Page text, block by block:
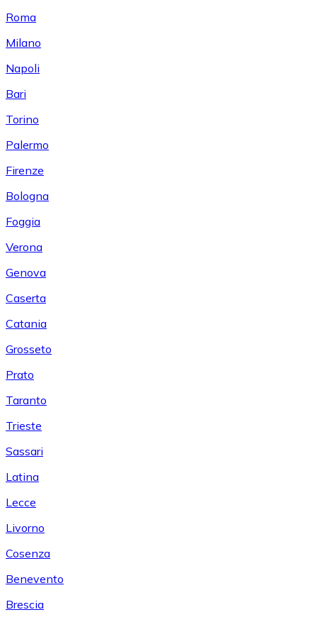
Roma
Milano
Napoli
Bari
Torino
Palermo
Firenze
Bologna
Foggia
Verona
Genova
Caserta
Catania
Grosseto
Prato
Taranto
Trieste
Sassari
Latina
Lecce
Livorno
Cosenza
Benevento
Brescia